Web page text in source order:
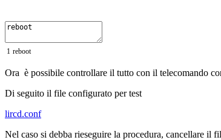
1 reboot
Ora è possibile controllare il tutto con il telecomando
Di seguito il file configurato per test
lircd.conf
Nel caso si debba rieseguire la procedura, cancellare il